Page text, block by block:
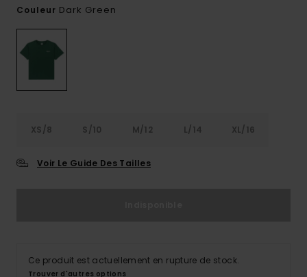
Couleur Dark Green
XS/8 S/10 M/12 L/14 XL/16
Voir Le Guide Des Tailles
Ce produit est actuellement en rupture de stock.
Trouver d'autres options